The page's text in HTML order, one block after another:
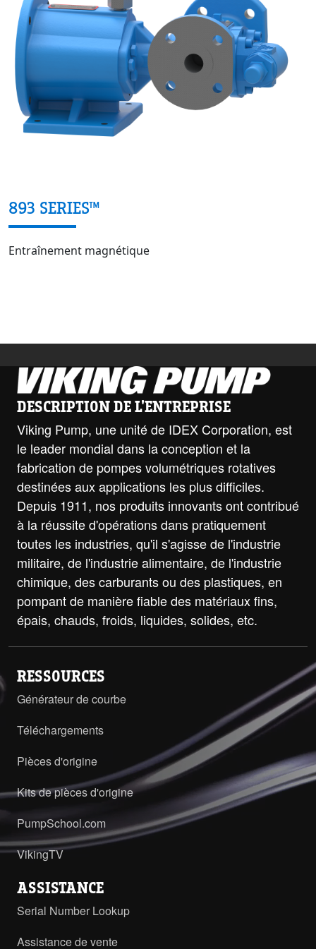
893 SERIES™
Entraînement magnétique
DESCRIPTION DE L'ENTREPRISE
Viking Pump, une unité de IDEX Corporation, est
le leader mondial dans la conception et la
fabrication de pompes volumétriques rotatives
destinées aux applications les plus difficiles.
Depuis 1911, nos produits innovants ont contribué
à la réussite d'opérations dans pratiquement
toutes les industries, qu'il s'agisse de l'industrie
militaire, de l'industrie alimentaire, de l'industrie
chimique, des carburants ou des plastiques, en
pompant de manière fiable des matériaux fins,
épais, chauds, froids, liquides, solides, etc.
RESSOURCES
Générateur de courbe
Téléchargements
Pièces d'origine
Kits de pièces d'origine
PumpSchool.com
VikingTV
ASSISTANCE
Serial Number Lookup
Assistance de vente